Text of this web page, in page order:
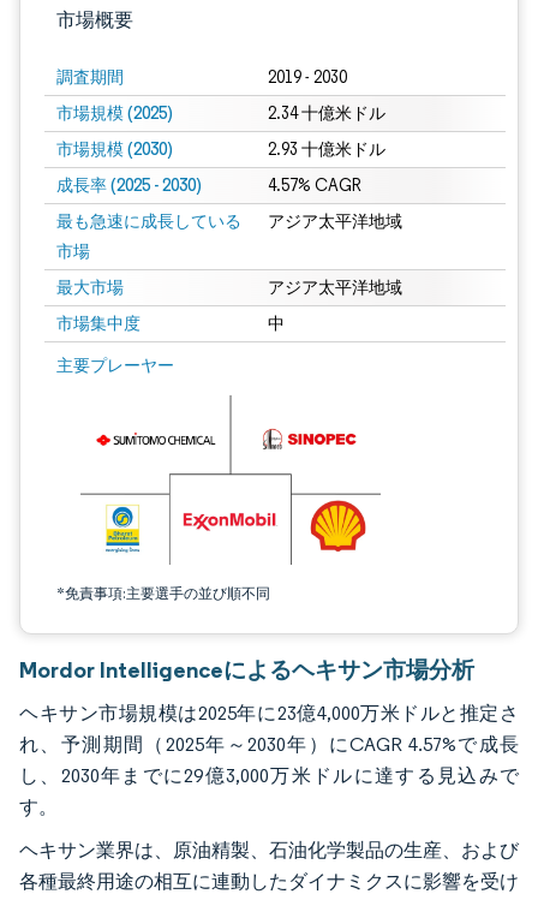
市場概要
調査期間 2019 - 2030
市場規模 (2025) 2.34 十億米ドル
市場規模 (2030) 2.93 十億米ドル
成長率 (2025 - 2030) 4.57% CAGR
最も急速に成長している
市場
アジア太平洋地域
最大市場 アジア太平洋地域
市場集中度 中
主要プレーヤー
*免責事項:主要選手の並び順不同
画像 © Mordor Intelligence。再利用にはCC BY 4.0の表示が必要です。
Mordor Intelligenceによるヘキサン市場分析
ヘキサン市場規模は2025年に23億4,000万米ドルと推定さ
れ、予測期間（2025年～2030年）にCAGR 4.57%で成長
し、2030年までに29億3,000万米ドルに達する見込みで
す。
ヘキサン業界は、原油精製、石油化学製品の生産、および
各種最終用途の相互に連動したダイナミクスに影響を受け